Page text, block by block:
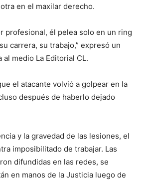
en el maxilar derecho.
profesional, él pelea solo en un ring
carrera, su trabajo,” expresó un
al medio La Editorial CL.
el atacante volvió a golpear en la
después de haberlo dejado
y la gravedad de las lesiones, el
imposibilitado de trabajar. Las
difundidas en las redes, se
en manos de la Justicia luego de